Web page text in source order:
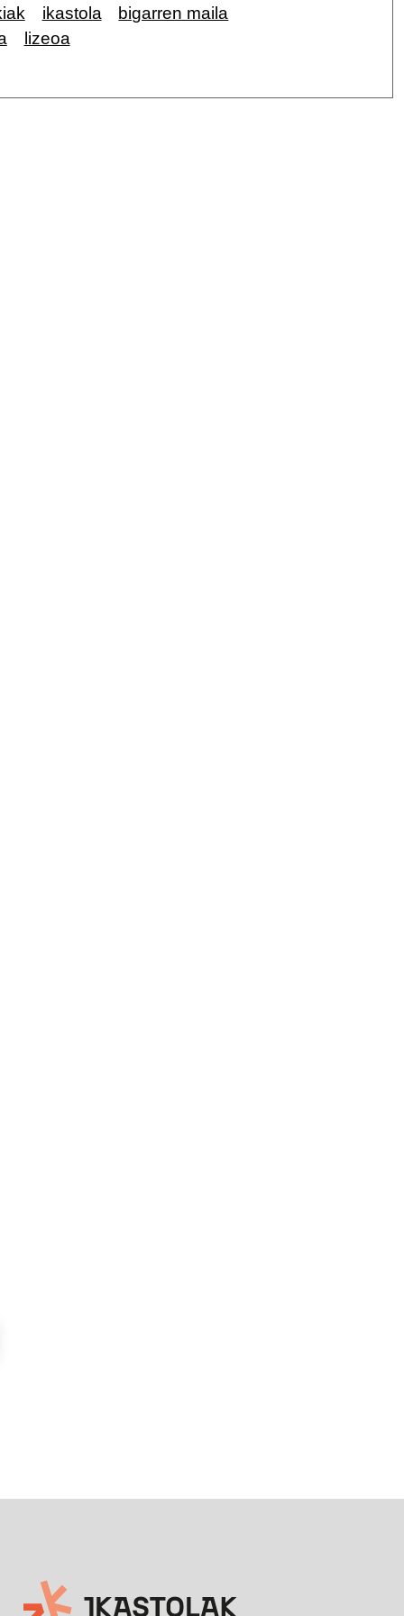
ikastola
bigarren maila
lizeoa